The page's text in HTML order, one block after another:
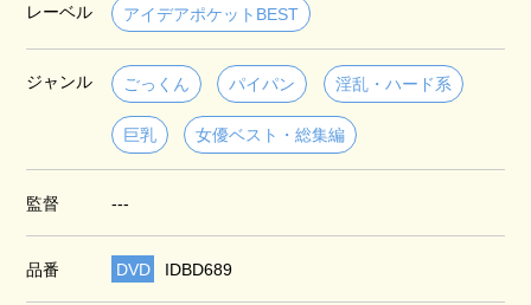
レーベル アイデアポケットBEST
ジャンル ごっくん パイパン 淫乱・ハード系
巨乳 女優ベスト・総集編
監督 ---
品番 DVD IDBD689